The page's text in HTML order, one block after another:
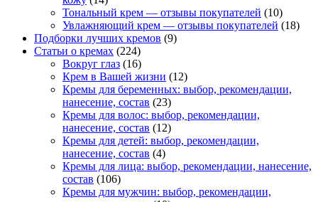
Тональный крем — отзывы покупателей (10)
Увлажняющий крем — отзывы покупателей (18)
Подборки лучших кремов (9)
Статьи о кремах (224)
Вокруг глаз (16)
Крем в Вашей жизни (12)
Кремы для беременных: выбор, рекомендации,
нанесение, состав (23)
Кремы для волос: выбор, рекомендации,
нанесение, состав (12)
Кремы для детей: выбор, рекомендации,
нанесение, состав (4)
Кремы для лица: выбор, рекомендации, нанесение,
состав (106)
Кремы для мужчин: выбор, рекомендации,